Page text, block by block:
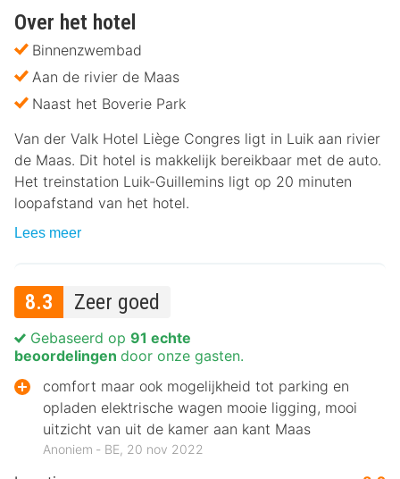
Over het hotel
Binnenzwembad
Aan de rivier de Maas
Naast het Boverie Park
Van der Valk Hotel Liège Congres ligt in Luik aan rivier
de Maas. Dit hotel is makkelijk bereikbaar met de auto.
Het treinstation Luik-Guillemins ligt op 20 minuten
loopafstand van het hotel.
Lees meer
8.3 Zeer goed
Gebaseerd op 91 echte
beoordelingen door onze gasten.
comfort maar ook mogelijkheid tot parking en
opladen elektrische wagen mooie ligging, mooi
uitzicht van uit de kamer aan kant Maas
Anoniem ‐ BE, 20 nov 2022